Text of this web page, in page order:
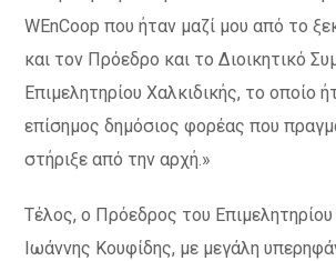
WEnCoop που ήταν μαζί μου από το
και τον Πρόεδρο και το Διοικητικό
Επιμελητηρίου Χαλκιδικής, το οποίο
επίσημος δημόσιος φορέας που
στήριξε από την αρχή.»
Τέλος, ο Πρόεδρος του Επιμελητηρίου
Ιωάννης Κουφίδης, με μεγάλη